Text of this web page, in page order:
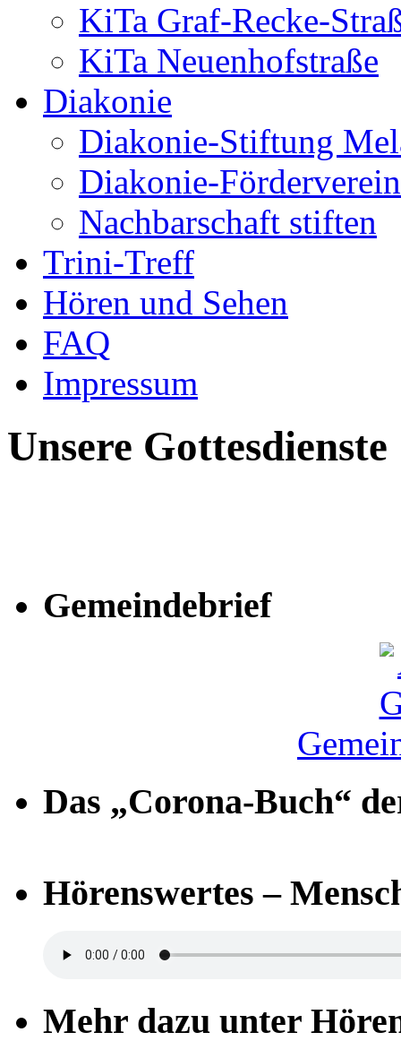
KiTa Graf-Recke-
KiTa Neuenhofstraße
Diakonie
Diakonie-Stiftung
Diakonie-
Nachbarschaft stiften
Trini-Treff
Hören und Sehen
FAQ
Impressum
Unsere Gottesdienste
Gemeindebrief
Das „Corona-Buch“
Hörenswertes –
Mehr dazu unter